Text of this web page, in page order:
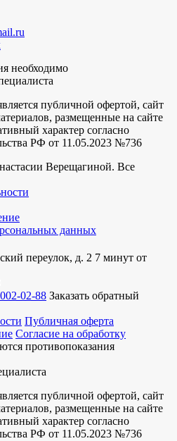
необходимо
публичной офертой, сайт
размещенные на сайте
характер согласно
РФ от 11.05.2023 №736
Верещагиной. Все
данных
переулок, д. 2 7 минут от
02-88 Заказать обратный
Публичная оферта
Согласие на обработку
противопоказания
публичной офертой, сайт
размещенные на сайте
характер согласно
РФ от 11.05.2023 №736